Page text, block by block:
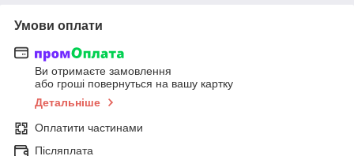
Умови оплати
Ви отримаєте замовлення
або гроші повернуться на вашу картку
Детальніше
Оплатити частинами
Післяплата